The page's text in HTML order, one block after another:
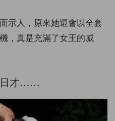
示人，原來她還會以全套
，真是充滿了女王的威
日才……